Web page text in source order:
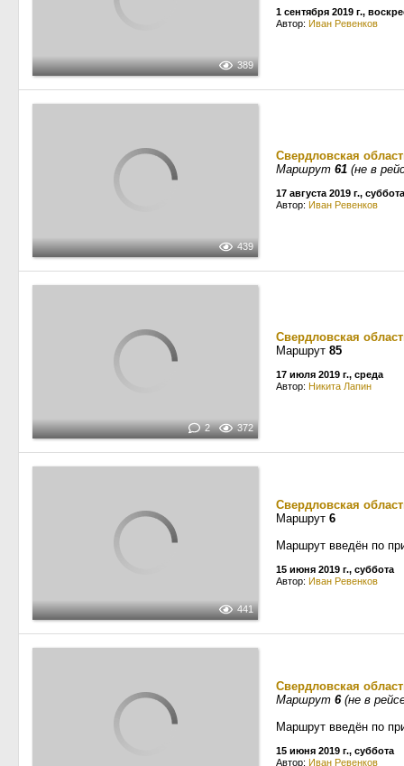
389
1 сентября 2019 г.,
Автор: Иван Ревенков
439
Свердловская
Маршрут 61 (не в
17 августа 2019 г., суббота
Автор: Иван Ревенков
2 372
Свердловская
Маршрут 85
17 июля 2019 г., среда
Автор: Никита Лапин
441
Свердловская
Маршрут 6
Маршрут введён по
15 июня 2019 г., суббота
Автор: Иван Ревенков
Свердловская
Маршрут 6(не в
Маршрут введён по
15 июня 2019 г., суббота
Автор: Иван Ревенков